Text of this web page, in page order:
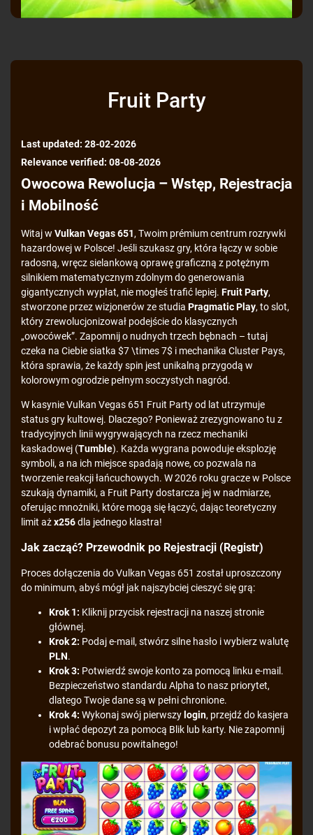
Fruit Party
Last updated: 28-02-2026
Relevance verified: 08-08-2026
Owocowa Rewolucja – Wstęp, Rejestracja
i Mobilność
Witaj w Vulkan Vegas 651, Twoim prémium centrum rozrywki
hazardowej w Polsce! Jeśli szukasz gry, która łączy w sobie
radosną, wręcz sielankową oprawę graficzną z potężnym
silnikiem matematycznym zdolnym do generowania
gigantycznych wypłat, nie mogłeś trafić lepiej. Fruit Party,
stworzone przez wizjonerów ze studia Pragmatic Play, to slot,
który zrewolucjonizował podejście do klasycznych
„owocówek”. Zapomnij o nudnych trzech bębnach – tutaj
czeka na Ciebie siatka $7 \times 7$ i mechanika Cluster Pays,
która sprawia, że każdy spin jest unikalną przygodą w
kolorowym ogrodzie pełnym soczystych nagród.
W kasynie Vulkan Vegas 651 Fruit Party od lat utrzymuje
status gry kultowej. Dlaczego? Ponieważ zrezygnowano tu z
tradycyjnych linii wygrywających na rzecz mechaniki
kaskadowej (Tumble). Każda wygrana powoduje eksplozję
symboli, a na ich miejsce spadają nowe, co pozwala na
tworzenie reakcji łańcuchowych. W 2026 roku gracze w Polsce
szukają dynamiki, a Fruit Party dostarcza jej w nadmiarze,
oferując mnożniki, które mogą się łączyć, dając teoretyczny
limit ażx256dla jednego klastra!
Jak zacząć? Przewodnik po Rejestracji (Registr)
Proces dołączenia do Vulkan Vegas 651 został uproszczony
do minimum, abyś mógł jak najszybciej cieszyć się grą:
Krok 1: Kliknij przycisk rejestracji na naszej stronie
głównej.
Krok 2: Podaj e-mail, stwórz silne hasło i wybierz walutę
PLN.
Krok 3: Potwierdź swoje konto za pomocą linku e-mail.
Bezpieczeństwo standardu Alpha to nasz priorytet,
dlatego Twoje dane są w pełni chronione.
Krok 4: Wykonaj swój pierwszylogin, przejdź do kasjera
i wpłać depozyt za pomocą Blik lub karty. Nie zapomnij
odebrać bonusu powitalnego!